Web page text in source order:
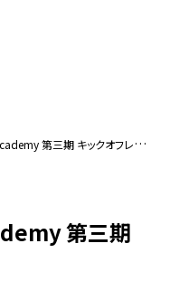
第三期 キックオフレポート
第三期